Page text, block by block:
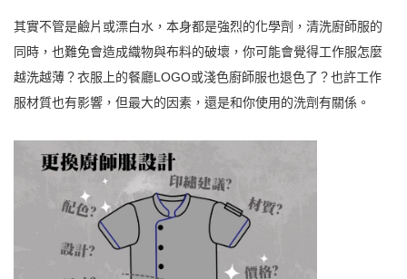
其實不管是鹼片或漂白水，本身都是強烈的化學劑，清洗廚師服的
同時，也難免會造成織物與布料的破壞，你可能會覺得工作服怎麼
越洗越薄？衣服上的餐廳LOGO或淺色廚師服也退色了？也許工作
服材質也有影響，但最大的因素，還是和你使用的洗劑有關係。